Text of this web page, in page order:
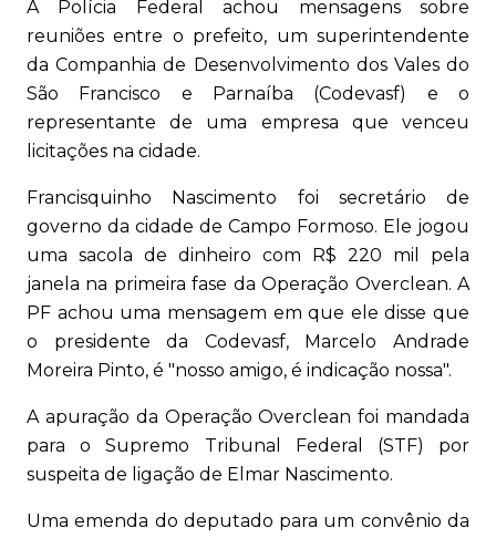
A Polícia Federal achou mensagens sobre
reuniões entre o prefeito, um superintendente
da Companhia de Desenvolvimento dos Vales do
São Francisco e Parnaíba (Codevasf) e o
representante de uma empresa que venceu
licitações na cidade.
Francisquinho Nascimento foi secretário de
governo da cidade de Campo Formoso. Ele jogou
uma sacola de dinheiro com R$ 220 mil pela
janela na primeira fase da Operação Overclean. A
PF achou uma mensagem em que ele disse que
o presidente da Codevasf, Marcelo Andrade
Moreira Pinto, é "nosso amigo, é indicação nossa".
A apuração da Operação Overclean foi mandada
para o Supremo Tribunal Federal (STF) por
suspeita de ligação de Elmar Nascimento.
Uma emenda do deputado para um convênio da